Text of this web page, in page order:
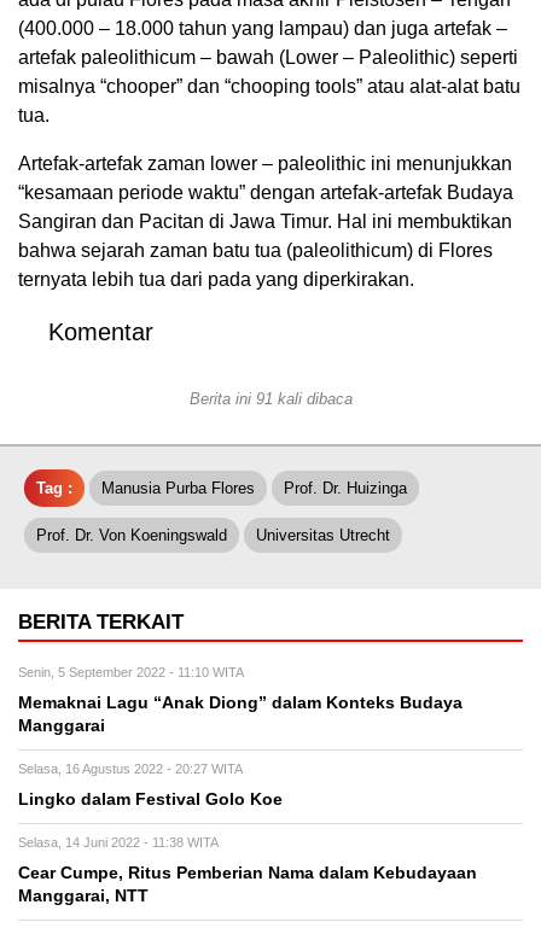
(400.000 – 18.000 tahun yang lampau) dan juga artefak –
artefak paleolithicum – bawah (Lower – Paleolithic) seperti
misalnya “chooper” dan “chooping tools” atau alat-alat batu
tua.
Artefak-artefak zaman lower – paleolithic ini menunjukkan
“kesamaan periode waktu” dengan artefak-artefak Budaya
Sangiran dan Pacitan di Jawa Timur. Hal ini membuktikan
bahwa sejarah zaman batu tua (paleolithicum) di Flores
ternyata lebih tua dari pada yang diperkirakan.
Komentar
Berita ini 91 kali dibaca
Tag : Manusia Purba Flores Prof. Dr. Huizinga
Prof. Dr. Von Koeningswald Universitas Utrecht
BERITA TERKAIT
Senin, 5 September 2022 - 11:10 WITA
Memaknai Lagu “Anak Diong” dalam Konteks Budaya
Manggarai
Selasa, 16 Agustus 2022 - 20:27 WITA
Lingko dalam Festival Golo Koe
Selasa, 14 Juni 2022 - 11:38 WITA
Cear Cumpe, Ritus Pemberian Nama dalam Kebudayaan
Manggarai, NTT